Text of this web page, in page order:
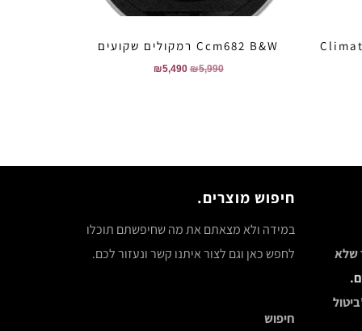
Ccm682 B&W רמקולים שקועים
₪5,990
₪5,490
שלא
חיפוש מוצרים.
במידה ולא מצאתם את מה שחיפשתם תוכלו
לחפש כאן וגם לצור איתנו קשר ונעזור לכם.
חיפוש